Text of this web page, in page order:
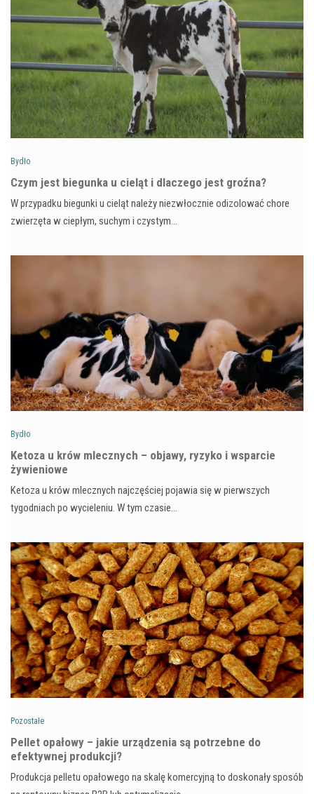
Bydło
Czym jest biegunka u cieląt i dlaczego jest groźna?
W przypadku biegunki u cieląt należy niezwłocznie odizolować chore
zwierzęta w ciepłym, suchym i czystym…
Bydło
Ketoza u krów mlecznych – objawy, ryzyko i wsparcie
żywieniowe
Ketoza u krów mlecznych najczęściej pojawia się w pierwszych
tygodniach po wycieleniu. W tym czasie…
Pozostałe
Pellet opałowy – jakie urządzenia są potrzebne do
efektywnej produkcji?
Produkcja pelletu opałowego na skalę komercyjną to doskonały sposób